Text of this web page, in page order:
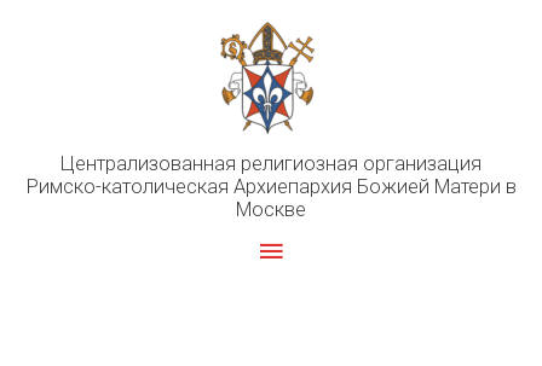
Централизованная религиозная организация
Римско-католическая Архиепархия Божией Матери в
Москве
Главное